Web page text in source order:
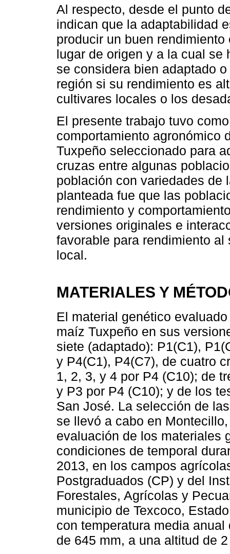
Al respecto, desde el punto
indican que la adaptabilidad
producir un buen
lugar de origen y a la cual se
se considera bien adaptado
región si su rendimiento es
cultivares locales o los
El presente trabajo tuvo
comportamiento agronómico
Tuxpeño seleccionado para
cruzas entre algunas
población con variedades de
planteada fue que las
rendimiento y
versiones originales e
favorable para rendimiento
local.
MATERIALES Y
El material genético
maíz Tuxpeño en sus
siete (adaptado): P1(C1),
y P4(C1), P4(C7), de cuatro
1, 2, 3, y 4 por P4 (C10); de
y P3 por P4 (C10); y de los
San José. La selección de
se llevó a cabo en
evaluación de los materiales
condiciones de temporal
2013, en los campos
Postgraduados (CP) y del
Forestales, Agrícolas y
municipio de Texcoco,
con temperatura media
de 645 mm, a una altitud de